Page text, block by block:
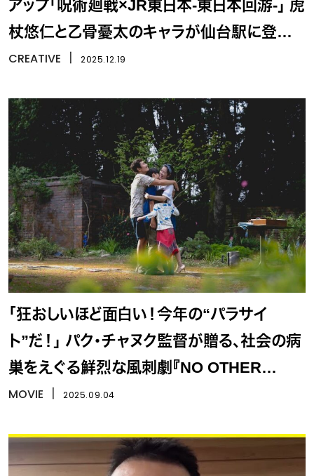
アップ「呪術廻戦×JR東日本-東日本回游-」 虎
杖悠仁と乙骨憂太のキャラが仙台駅に登場、
ラッピング新幹線と「特級フォトセッション」
CREATIVE 2025.12.19
「狂おしいほど面白い！今年の“パラサイ
ト”だ！」 パク・チャヌク監督が贈る、社会の病
巣をえぐる鮮烈な風刺劇『NO OTHER
CHOICE(英題)』
MOVIE 2025.09.04